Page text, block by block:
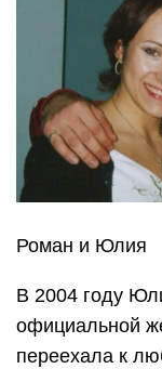
Роман и Юлия
В 2004 году
официальной
переехала к